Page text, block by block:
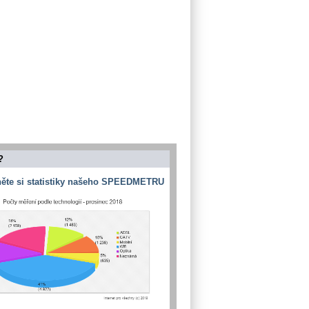
si statistiky našeho SPEEDMETRU